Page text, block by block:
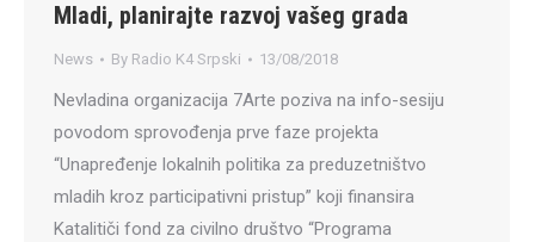
Mladi, planirajte razvoj vašeg grada
News By Radio K4 Srpski 13/08/2018
Nevladina organizacija 7Arte poziva na info-sesiju
povodom sprovođenja prve faze projekta
“Unapređenje lokalnih politika za preduzetništvo
mladih kroz participativni pristup” koji finansira
Katalitiči fond za civilno društvo “Programa